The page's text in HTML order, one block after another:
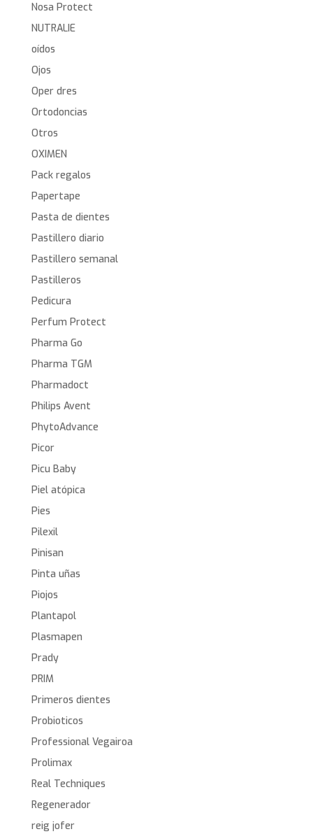
Nosa Protect
NUTRALIE
oídos
Ojos
Oper dres
Ortodoncias
Otros
OXIMEN
Pack regalos
Papertape
Pasta de dientes
Pastillero diario
Pastillero semanal
Pastilleros
Pedicura
Perfum Protect
Pharma Go
Pharma TGM
Pharmadoct
Philips Avent
PhytoAdvance
Picor
Picu Baby
Piel atópica
Pies
Pilexil
Pinisan
Pinta uñas
Piojos
Plantapol
Plasmapen
Prady
PRIM
Primeros dientes
Probioticos
Professional Vegairoa
Prolimax
Real Techniques
Regenerador
reig jofer